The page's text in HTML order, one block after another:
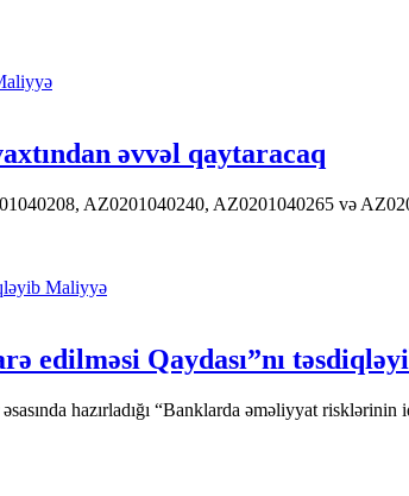
əvvəl qaytaracaq
AZ0201040240, AZ0201040265 və
Maliyyə
edilməsi Qaydası”nı
hazırladığı “Banklarda əməliyyat risklərinin